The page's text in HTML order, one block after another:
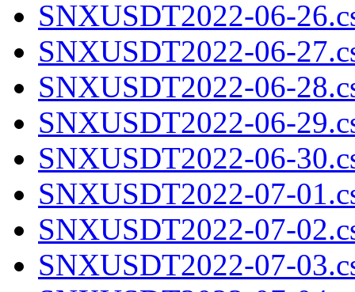
SNXUSDT2022-06-
SNXUSDT2022-06-
SNXUSDT2022-06-
SNXUSDT2022-06-
SNXUSDT2022-06-
SNXUSDT2022-07-
SNXUSDT2022-07-
SNXUSDT2022-07-